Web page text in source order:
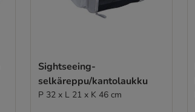
Sightseeing-
selkäreppu/kantolaukku
P 32 x L 21 x K 46 cm